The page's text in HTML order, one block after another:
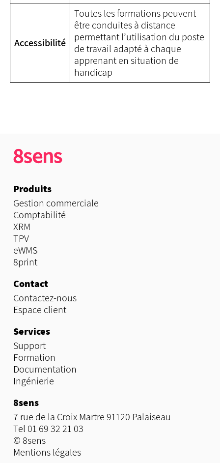
Accessibilité
Toutes les formations peuvent
être conduites à distance
permettant l’utilisation du poste
de travail adapté à chaque
apprenant en situation de
handicap
Produits
Gestion commerciale
Comptabilité
XRM
TPV
eWMS
8print
Contact
Contactez-nous
Espace client
Services
Support
Formation
Documentation
Ingénierie
8sens
7 rue de la Croix Martre 91120 Palaiseau
Tel 01 69 32 21 03
© 8sens
Mentions légales